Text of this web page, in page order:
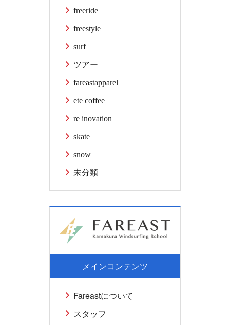
freeride
freestyle
surf
ツアー
fareastapparel
ete coffee
re inovation
skate
snow
未分類
メインコンテンツ
Fareastについて
スタッフ